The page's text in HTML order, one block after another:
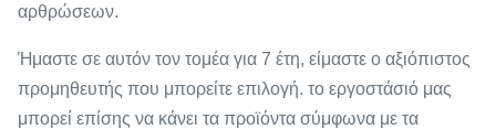
αρθρώσεων.
Ήμαστε σε αυτόν τον τομέα για 7 έτη, είμαστε ο αξιόπιστος
προμηθευτής που μπορείτε επιλογή. το εργοστάσιό μας
μπορεί επίσης να κάνει τα προϊόντα σύμφωνα με τα